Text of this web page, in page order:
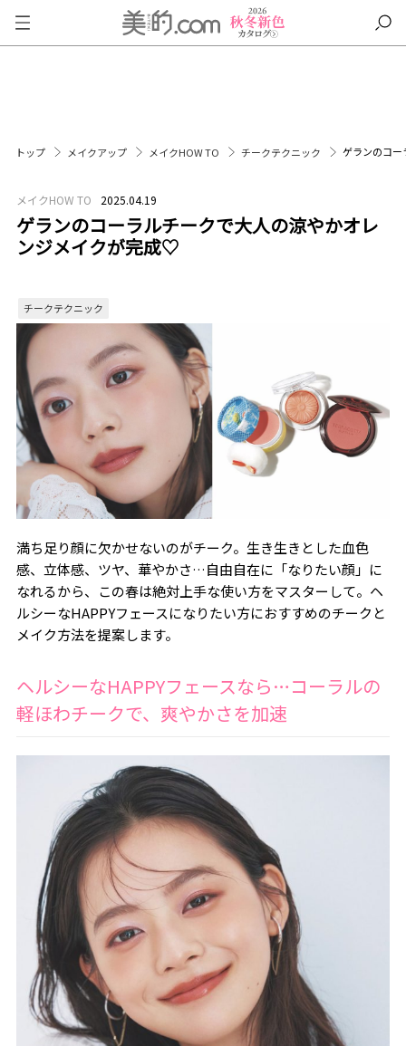
トップ メイクアップ メイクHOW TO チークテクニック ゲランのコ
メイクHOW TO 2025.04.19
ゲランのコーラルチークで大人の涼やかオレ
ンジメイクが完成♡
チークテクニック
満ち足り顔に欠かせないのがチーク。生き生きとした血色
感、立体感、ツヤ、華やかさ…自由自在に「なりたい顔」に
なれるから、この春は絶対上手な使い方をマスターして。ヘ
ルシーなHAPPYフェースになりたい方におすすめのチークと
メイク方法を提案します。
ヘルシーなHAPPYフェースなら…コーラルの
軽ほわチークで、爽やかさを加速